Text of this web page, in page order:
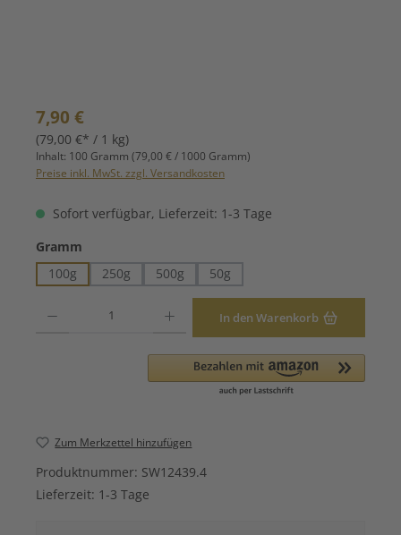
Regulärer Preis:
7,90 €
(79,00 €* / 1 kg)
Inhalt: 100 Gramm (79,00 € / 1000 Gramm)
Preise inkl. MwSt. zzgl. Versandkosten
Sofort verfügbar, Lieferzeit: 1-3 Tage
Gramm
100g
250g 500g 50g
In den Warenkorb
Zum Merkzettel hinzufügen
Produktnummer: SW12439.4
Lieferzeit: 1-3 Tage